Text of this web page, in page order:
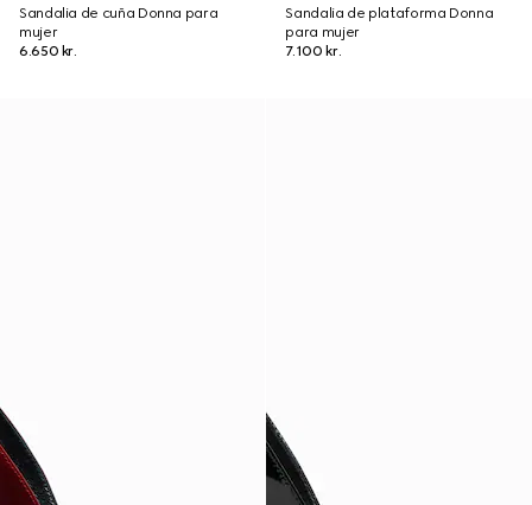
Sandalia de cuña Donna para
mujer
6.650 kr.
Sandalia de plataforma Donna
para mujer
7.100 kr.